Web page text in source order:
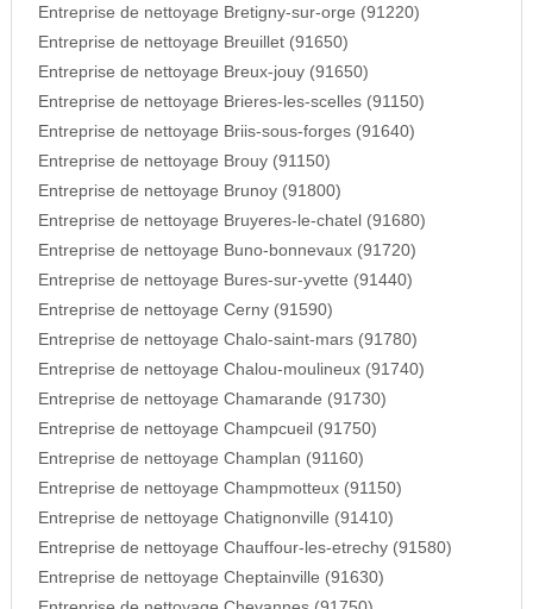
Entreprise de nettoyage Bretigny-sur-orge (91220)
Entreprise de nettoyage Breuillet (91650)
Entreprise de nettoyage Breux-jouy (91650)
Entreprise de nettoyage Brieres-les-scelles (91150)
Entreprise de nettoyage Briis-sous-forges (91640)
Entreprise de nettoyage Brouy (91150)
Entreprise de nettoyage Brunoy (91800)
Entreprise de nettoyage Bruyeres-le-chatel (91680)
Entreprise de nettoyage Buno-bonnevaux (91720)
Entreprise de nettoyage Bures-sur-yvette (91440)
Entreprise de nettoyage Cerny (91590)
Entreprise de nettoyage Chalo-saint-mars (91780)
Entreprise de nettoyage Chalou-moulineux (91740)
Entreprise de nettoyage Chamarande (91730)
Entreprise de nettoyage Champcueil (91750)
Entreprise de nettoyage Champlan (91160)
Entreprise de nettoyage Champmotteux (91150)
Entreprise de nettoyage Chatignonville (91410)
Entreprise de nettoyage Chauffour-les-etrechy (91580)
Entreprise de nettoyage Cheptainville (91630)